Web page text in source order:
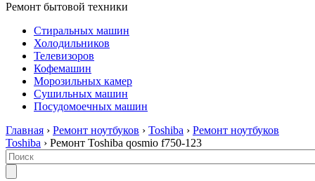
Ремонт бытовой техники
Стиральных машин
Холодильников
Телевизоров
Кофемашин
Морозильных камер
Сушильных машин
Посудомоечных машин
Главная › Ремонт ноутбуков › Toshiba › Ремонт ноутбуков
Toshiba › Ремонт Toshiba qosmio f750-123